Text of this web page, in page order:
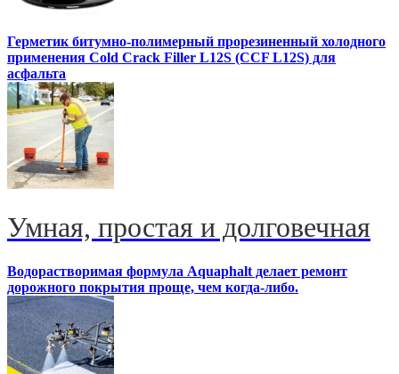
Герметик битумно-полимерный прорезиненный холодного
применения Cold Crack Filler L12S (ССF L12S) для
асфальта
Умная, простая и долговечная
Водорастворимая формула Aquaphalt делает ремонт
дорожного покрытия проще, чем когда-либо.